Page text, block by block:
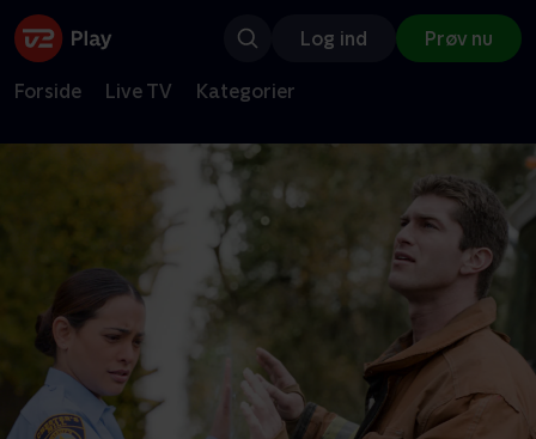
Log ind Prøv nu
Forside Live TV Kategorier